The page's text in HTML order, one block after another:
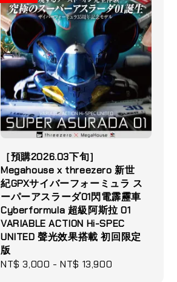
［預購2026.03下旬］
Megahouse x threezero 新世
紀GPXサイバーフォーミュラ ス
ーパーアスラーダ01閃電霹靂車
Cyberformula 超級阿斯拉 01
VARIABLE ACTION Hi-SPEC
UNITED 聲光效果搭載 初回限定
版
Regular
NT$ 3,000 -NT$ 13,900